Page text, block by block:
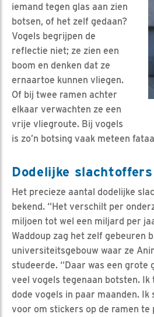
iemand tegen glas aan zien
botsen, of het zelf gedaan?
Vogels begrijpen de
reflectie niet; ze zien een
boom en denken dat ze
ernaartoe kunnen vliegen.
Of bij twee ramen achter
elkaar verwachten ze een
vrije vliegroute. Bij vogels
is zo’n botsing vaak meteen
Dodelijke slachtoffers
Het precieze aantal dodelijke
bekend. “Het verschilt per
miljoen tot wel een miljard per
Waddoup zag het zelf gebeuren
universiteitsgebouw waar ze
studeerde. “Daar was een grote
veel vogels tegenaan botsten.
dode vogels in paar maanden.
voor om stickers op de ramen te